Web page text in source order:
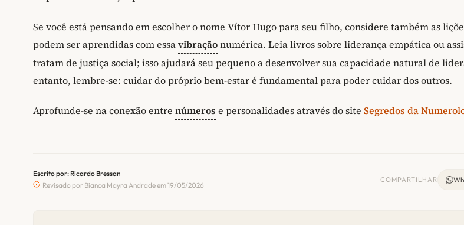
Se você está pensando em escolher o nome Vítor Hugo para seu filho, considere também as
podem ser aprendidas com essavibraçãonumérica. Leia livros sobre liderança empática ou
tratam de justiça social; isso ajudará seu pequeno a desenvolver sua capacidade natural de
entanto, lembre-se: cuidar do próprio bem-estar é fundamental para poder cuidar dos outros.
Aprofunde-se na conexão entre números e personalidades através do site Segredos da
Escrito por: Ricardo Bressan
Revisado por Bianca Mayra Andrade em 19/05/2026
COMPARTILHAR